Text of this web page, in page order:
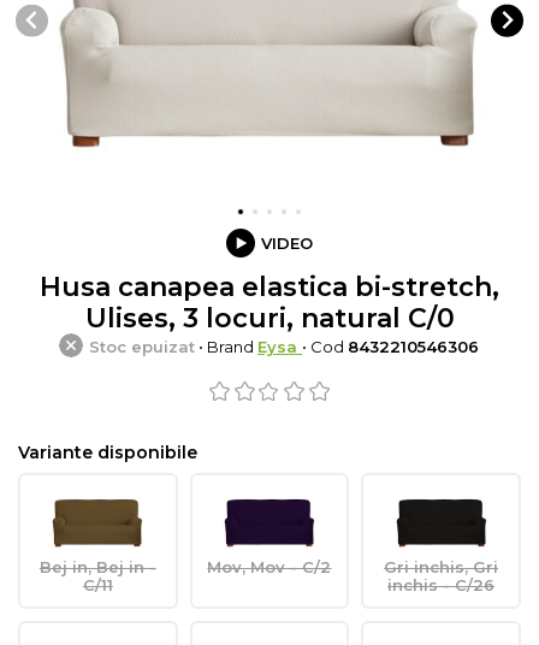
VIDEO
Husa canapea elastica bi-stretch,
Ulises, 3 locuri, natural C/0
Stoc epuizat • Brand Eysa • Cod 8432210546306
Variante disponibile
Bej in, Bej in -
C/11
Mov, Mov - C/2
Gri inchis, Gri
inchis - C/26